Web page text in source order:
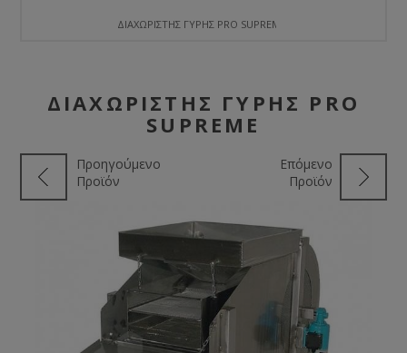
ΔΙΑΧΩΡΙΣΤΉΣ ΓΎΡΗΣ PRO SUPREME
ΔΙΑΧΩΡΙΣΤΉΣ ΓΎΡΗΣ PRO
SUPREME
Προηγούμενο
Προϊόν
Επόμενο
Προϊόν